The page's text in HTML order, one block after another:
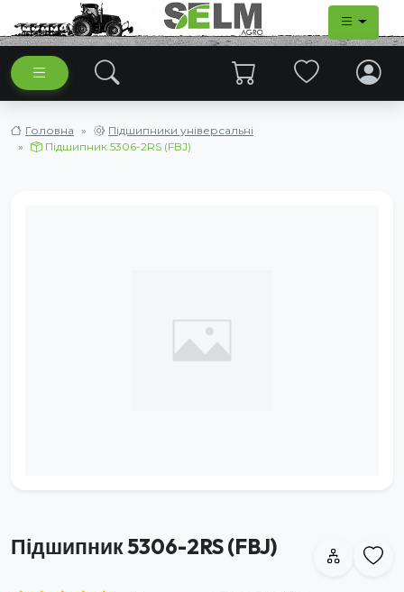
Головна
Підшипники універсальні
Підшипник 5306-2RS (FBJ)
Підшипник 5306-2RS (FBJ)